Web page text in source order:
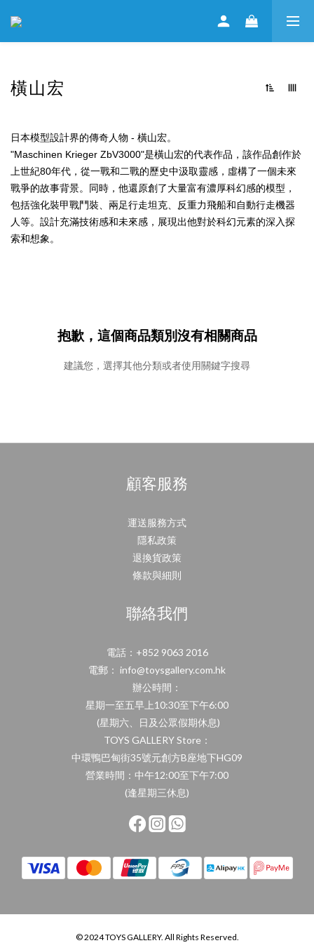
橫山宏
日本模型設計界的傳奇人物 - 橫山宏。
"Maschinen Krieger ZbV3000"是橫山宏的代表作品，該作品創作於
上世紀80年代，從一戰和二戰的歷史中汲取靈感，虛構了一個未來
戰爭的故事背景。同時，他還原創了大量富有濃厚科幻感的模型，
包括強化裝甲戰鬥裝、兩足行走坦克、反重力飛船和自動行走機器
人等。設計充滿技術感和未來感，展現出他對於科幻元素的深入探
索和想象。
抱歉，這個商品類別沒有相關商品
建議您，選擇其他分類或者使用關鍵字搜尋
顧客服務
運送服務方式
隱私政策
退換貨政策
條款與細則
聯絡我們
電話：+852 9063 2016
電郵： info@toysgallery.com.hk
辦公時間：
星期一至五早上10:30至下午6:00
(星期六、日及公眾假期休息)
TOYS GALLERY Store：
中環鴨巴甸街35號元創方B座地下HG09
營業時間：中午12:00至下午7:00
(逢星期三休息)
© 2024 TOYS GALLERY. All Rights Reserved.